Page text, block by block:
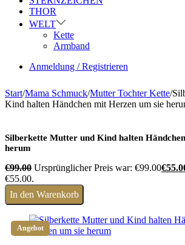
THOR
WELT
Kette
Armband
Anmeldung / Registrieren
Start/Mama Schmuck/Mutter Tochter Kette/
Kind halten Händchen mit Herzen um sie
Silberkette Mutter und Kind halten
herum
€99.00 Ursprünglicher Preis war: €99.00€
€55.00.
In den Warenkorb
Angebot